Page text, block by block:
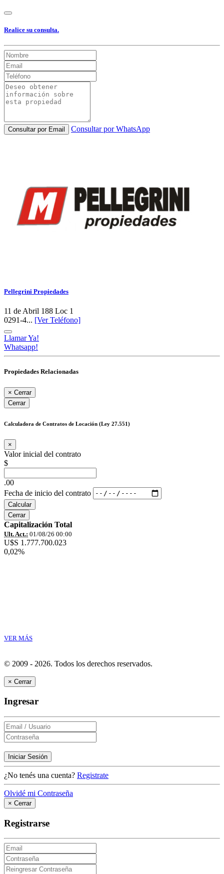
Realice su consulta.
Consultar por Email Consultar por WhatsApp
Pellegrini Propiedades
11 de Abril 188 Loc 1
0291-4... [Ver Teléfono]
Llamar Ya!
Whatsapp!
Propiedades Relacionadas
× Cerrar
Cerrar
Calculadora de Contratos de Locación (Ley 27.551)
×
Valor inicial del contrato
$
.00
Fecha de inicio del contrato
Calcular
Cerrar
Capitalización Total
Ult. Act.: 01/08/26 00:00
U$S 1.777.700.023
0,02%
VER MÁS
© 2009 - 2026. Todos los derechos reservados.
× Cerrar
Ingresar
Iniciar Sesión
¿No tenés una cuenta? Registrate
Olvidé mi Contraseña
× Cerrar
Registrarse